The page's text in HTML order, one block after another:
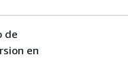
de
en